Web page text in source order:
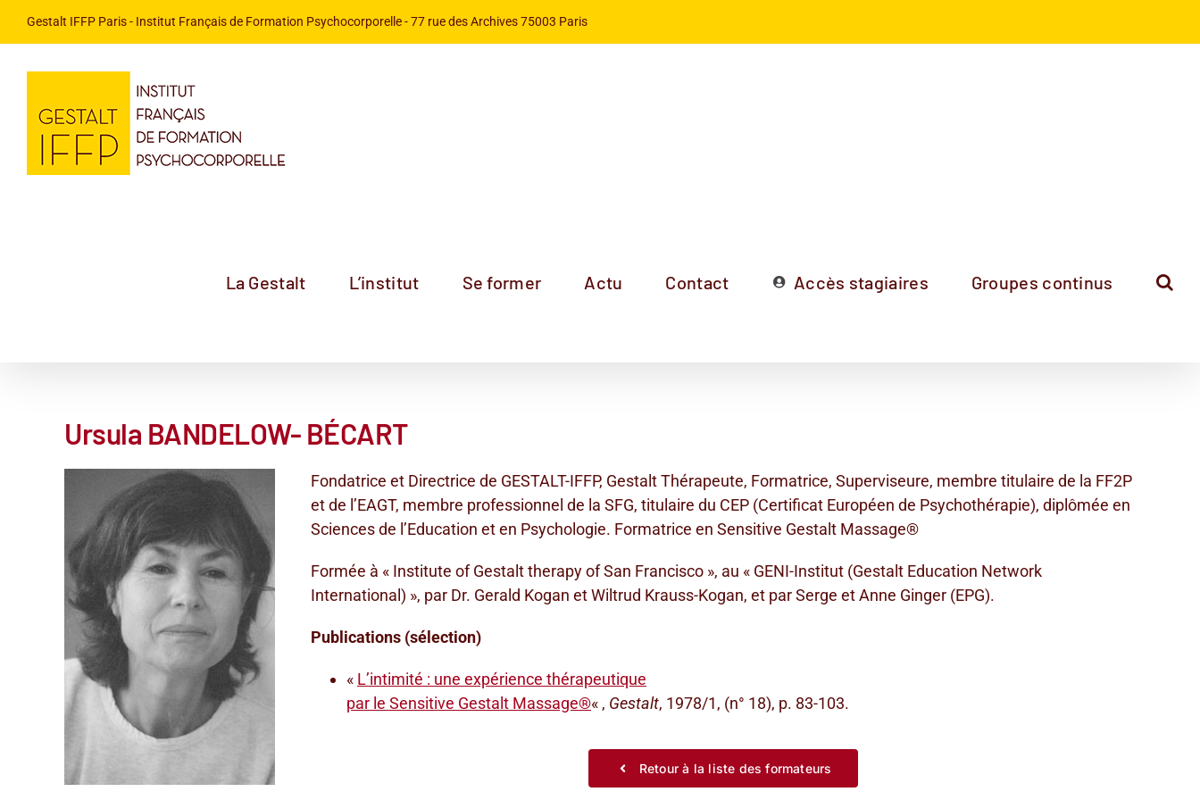
Gestalt IFFP Paris- Institut Français de Formation Psychocorporelle -77 rue des Archives 75003 Paris
La Gestalt L’institut Se former Actu Contact Accès stagiaires Groupes continus
Ursula BANDELOW- BÉCART
l'image
agrandie
Fondatrice et Directrice de GESTALT-IFFP, Gestalt Thérapeute, Formatrice, Superviseure, membre titulaire de la FF2P
et de l’EAGT, membre professionnel de la SFG, titulaire du CEP (Certificat Européen de Psychothérapie), diplômée en
Sciences de l’Education et en Psychologie. Formatrice en Sensitive Gestalt Massage®
Formée à « Institute of Gestalt therapy of San Francisco », au « GENI-Institut (Gestalt Education Network
International) », par Dr. Gerald Kogan et Wiltrud Krauss-Kogan, et par Serge et Anne Ginger (EPG).
Publications (sélection)
« L’intimité : une expérience thérapeutique
par le Sensitive Gestalt Massage®« , Gestalt, 1978/1, (n° 18), p. 83-103.
Retour à la liste des formateurs